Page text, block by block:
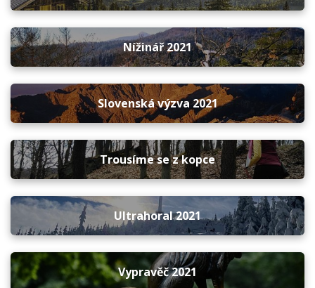
Nížinář 2021
Slovenská výzva 2021
Trousíme se z kopce
Ultrahoral 2021
Vypravěč 2021